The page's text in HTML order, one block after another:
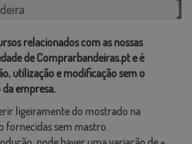
relacionados com as nossas
de Comprarbandeiras.pt e é
utilização e modificação sem o
empresa.
ligeiramente do mostrado na
fornecidas sem mastro.